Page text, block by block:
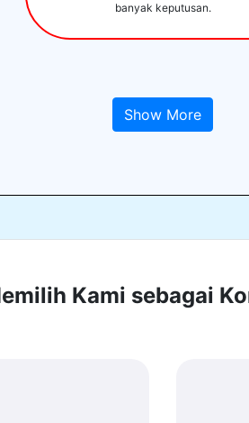
banyak keputusan.
Show More
Kami sebagai